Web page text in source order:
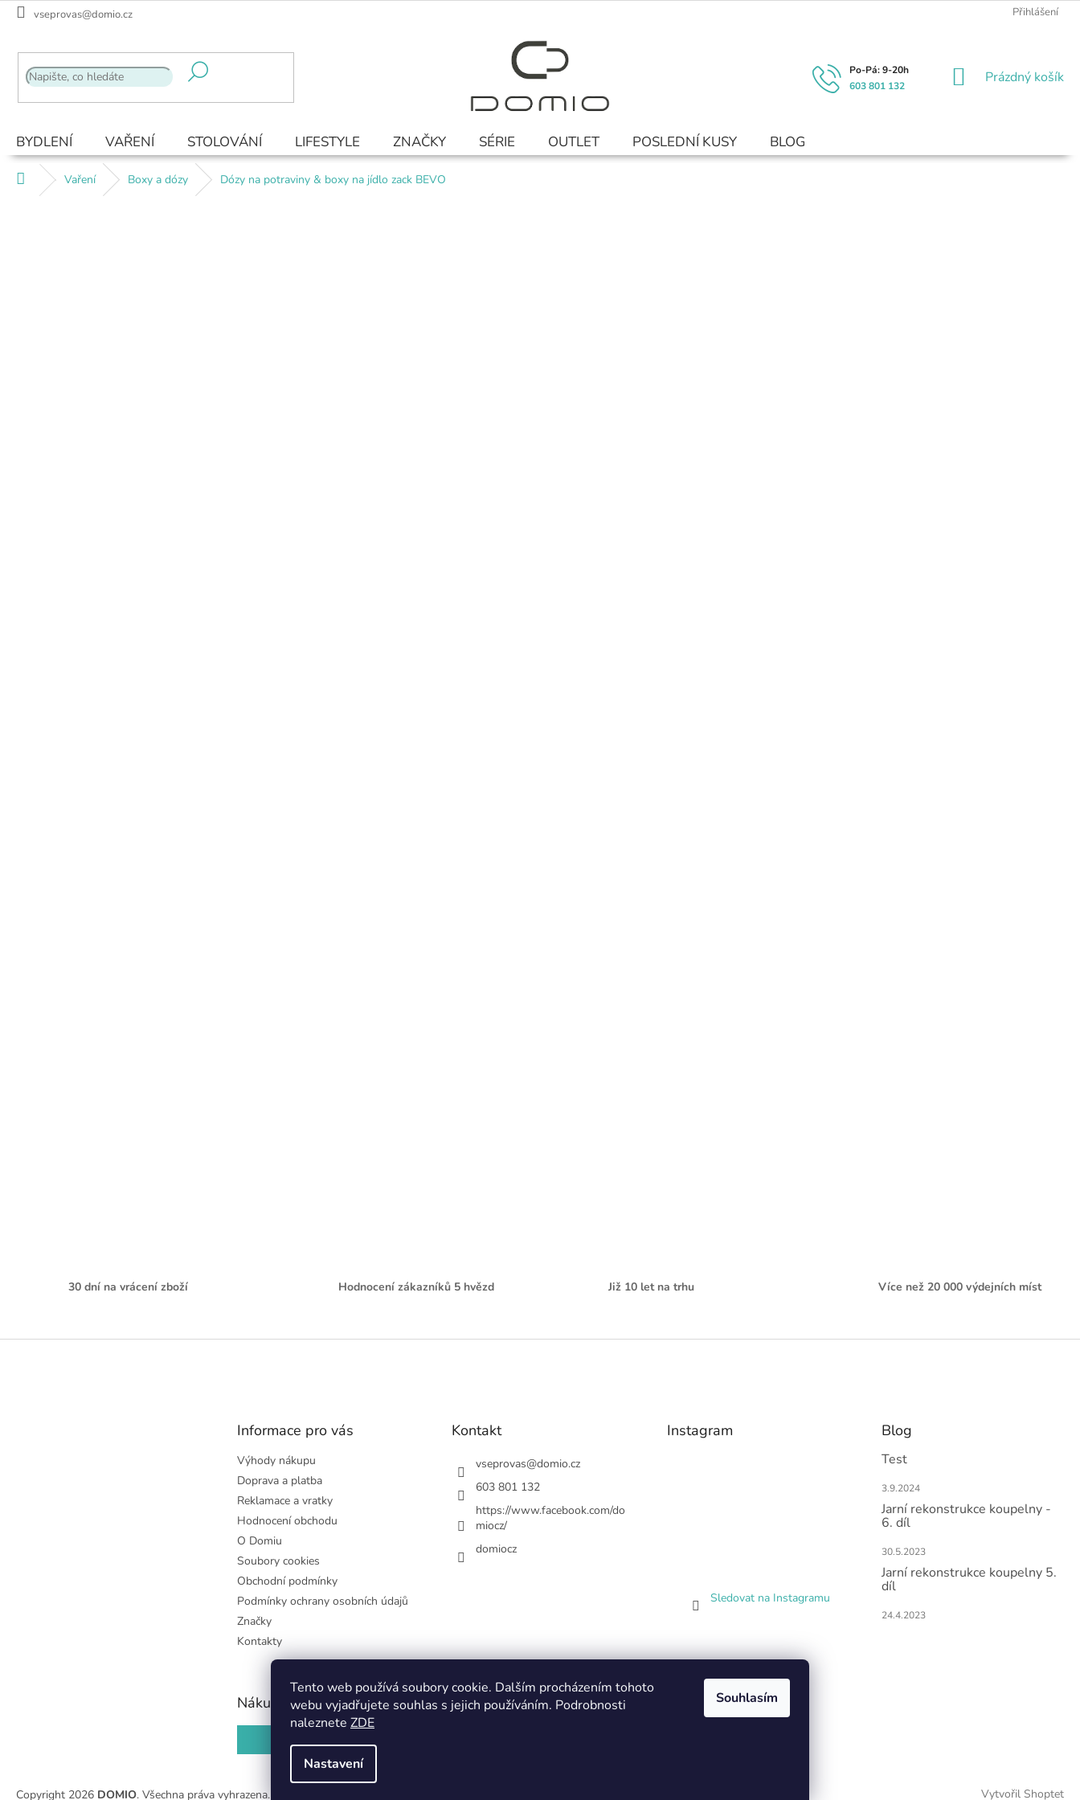
Tento web používá soubory cookie. Dalším procházením tohoto
webu vyjadřujete souhlas s jejich používáním. Podrobnosti
naleznete ZDE
Nastavení
Souhlasím
Přejít
vseprovas@domio.cz Přihlášení
603 801 132
NÁKUPNÍ
Prázdný košík
BYDLENÍ VAŘENÍ STOLOVÁNÍ LIFESTYLE ZNAČKY SÉRIE OUTLET POSLEDNÍ KUSY BLOG
Domů Vaření Boxy a dózy Dózy na potraviny & boxy na jídlo zack BEVO
30 dní na vrácení zboží Hodnocení zákazníků 5 hvězd Již 10 let na trhu Více než 20 000 výdejních míst
Z
Informace pro vás
Výhody nákupu
Doprava a platba
Reklamace a vratky
Hodnocení obchodu
O Domiu
Soubory cookies
Obchodní podmínky
Podmínky ochrany osobních údajů
Značky
Kontakty
Kontakt
vseprovas@domio.cz
603 801 132
https://www.facebook.com/do
miocz/
domiocz
Instagram
Sledovat na Instagramu
Blog
Test
3.9.2024
Jarní rekonstrukce koupelny -
6. díl
30.5.2023
Jarní rekonstrukce koupelny 5.
díl
24.4.2023
Nákupní košík
Vytvořil Shoptet
Copyright 2026 DOMIO. Všechna práva vyhrazena.